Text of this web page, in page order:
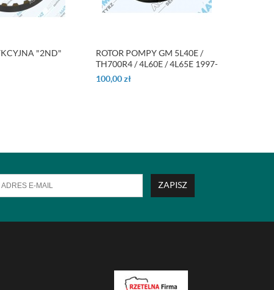
"2ND"
ROTOR POMPY GM 5L40E /
TH700R4 / 4L60E / 4L65E 1997-
ON
100,00zł
ZAPISZ